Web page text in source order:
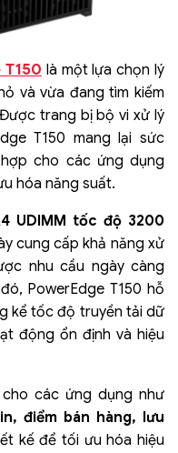
T150 là một lựa chọn lý
và vừa đang tìm kiếm
trang bị bộ vi xử lý
T150 mang lại sức
cho các ứng dụng
hóa năng suất.
UDIMM tốc độ 3200
cung cấp khả năng xử
nhu cầu ngày càng
PowerEdge T150 hỗ
kể tốc độ truyền tải dữ
động ổn định và hiệu
các ứng dụng như
điểm bán hàng, lưu
kế để tối ưu hóa hiệu